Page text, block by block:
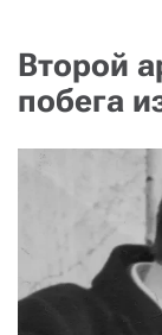
Второй
побега